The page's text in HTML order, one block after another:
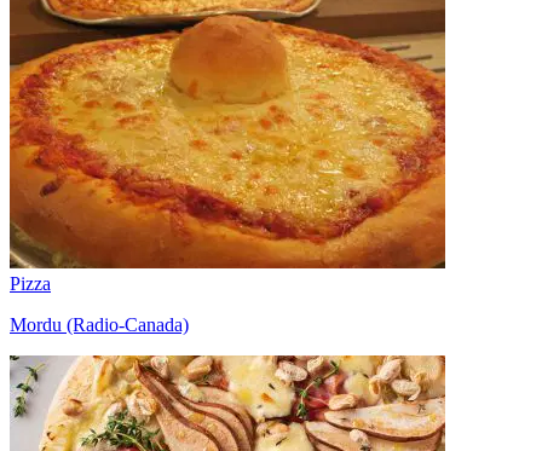
Pizza
Mordu (Radio-Canada)